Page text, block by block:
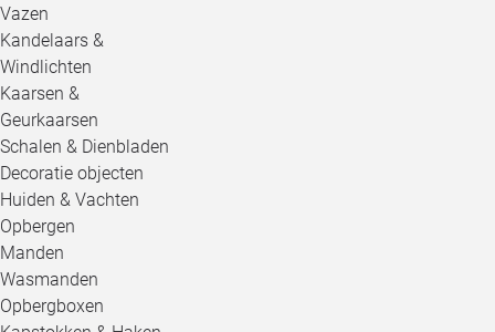
Vazen
Kandelaars &
Windlichten
Kaarsen &
Geurkaarsen
Schalen & Dienbladen
Decoratie objecten
Huiden & Vachten
Opbergen
Manden
Wasmanden
Opbergboxen